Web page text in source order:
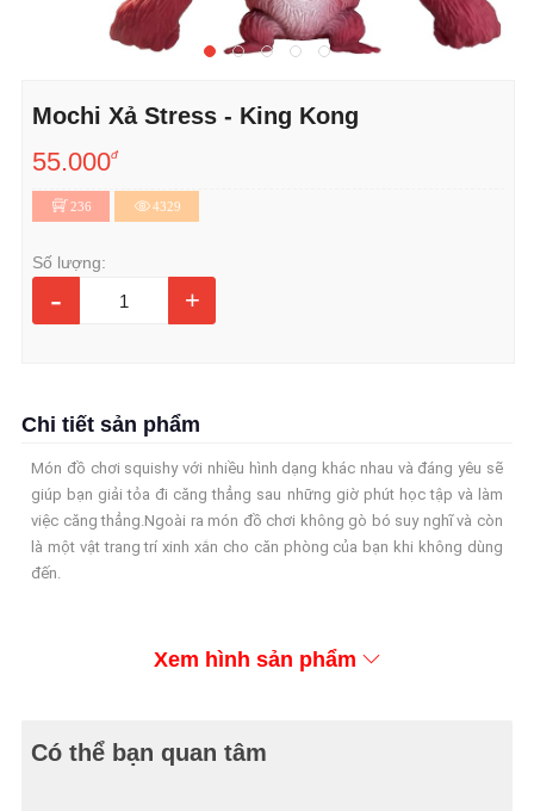
Mochi Xả Stress - King Kong
55.000đ
236 4329
Số lượng:
- +
Chi tiết sản phẩm
Món đồ chơi squishy với nhiều hình dạng khác nhau và đáng yêu sẽ
giúp bạn giải tỏa đi căng thẳng sau những giờ phút học tập và làm
việc căng thẳng.Ngoài ra món đồ chơi không gò bó suy nghĩ và còn
là một vật trang trí xinh xắn cho căn phòng của bạn khi không dùng
đến.
Xem hình sản phẩm
Có thể bạn quan tâm